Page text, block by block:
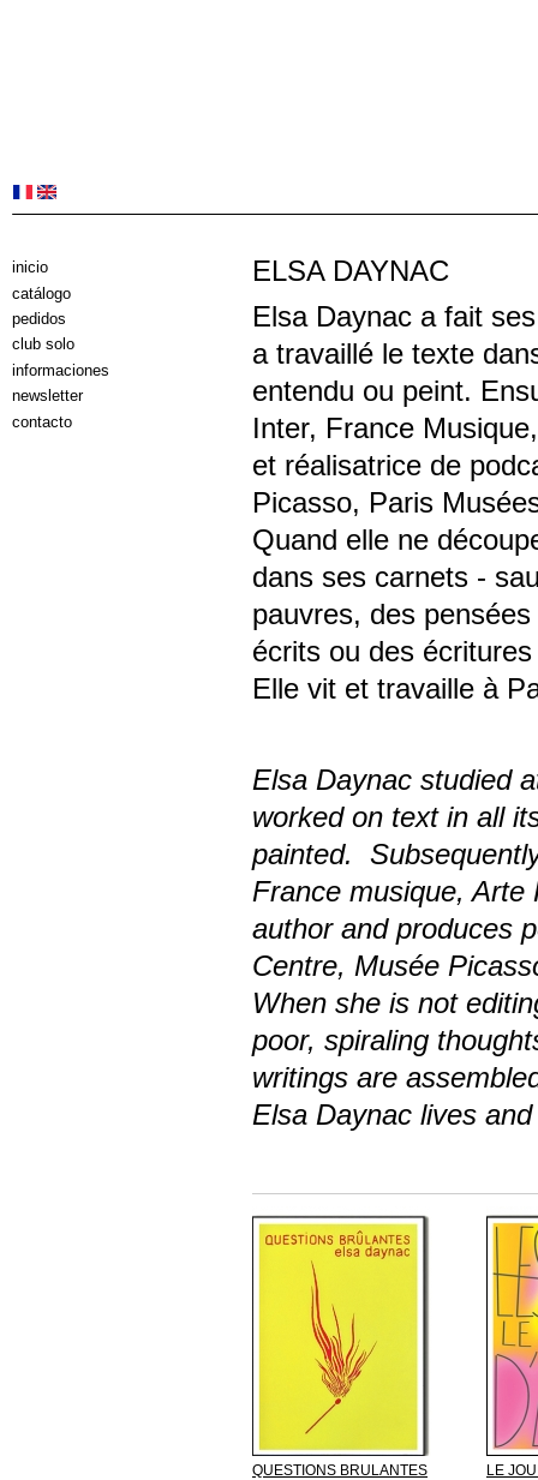
ELSA DAYNAC
Elsa Daynac a fait
a travaillé le texte
entendu ou peint.
Inter, France
et réalisatrice de
Picasso, Paris
Quand elle ne
dans ses carnets -
pauvres, des
écrits ou des
Elle vit et travaille à
Elsa Daynac studied
worked on text in all
painted.
France musique, Arte
author and produces
Centre, Musée
When she is not
poor, spiraling
writings are
Elsa Daynac lives
QUESTIONS BRULANTES LE
inicio
catálogo
pedidos
club solo
informaciones
newsletter
contacto